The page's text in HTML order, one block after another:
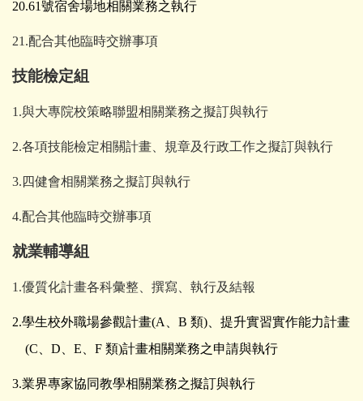
20.61號宿舍場地相關業務之執行
21.配合其他臨時交辦事項
技能檢定組
1.與大專院校策略聯盟相關業務之擬訂與執行
2.各項技能檢定相關計畫、規章及行政工作之擬訂與執行
3.四健會相關業務之擬訂與執行
4.配合其他臨時交辦事項
就業輔導組
1.優質化計畫各科彙整、撰寫、執行及結報
2.學生校外職場參觀計畫(A、B 類)、提升實習實作能力計畫
(C、D、E、F 類)計畫相關業務之申請與執行
3.業界專家協同教學相關業務之擬訂與執行